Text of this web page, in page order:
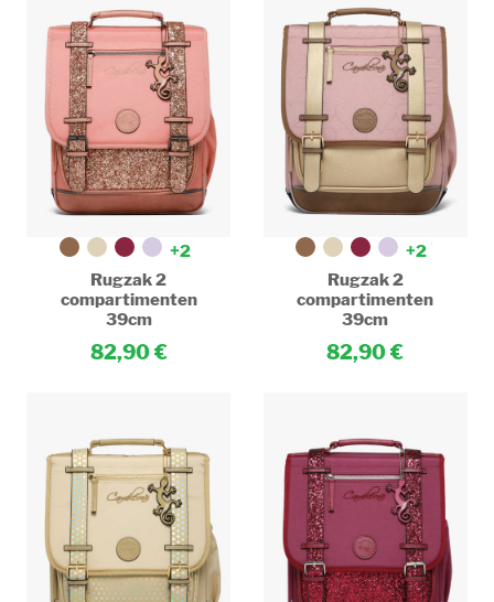
+2
Rugzak 2
compartimenten
39cm
82,90
+2
Rugzak 2
compartimenten
39cm
82,90